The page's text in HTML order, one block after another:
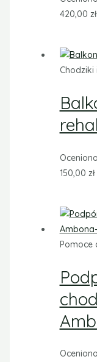
420,00 zł
Chodziki
Oceniono
150,00 zł
Pomoce
Oceniono